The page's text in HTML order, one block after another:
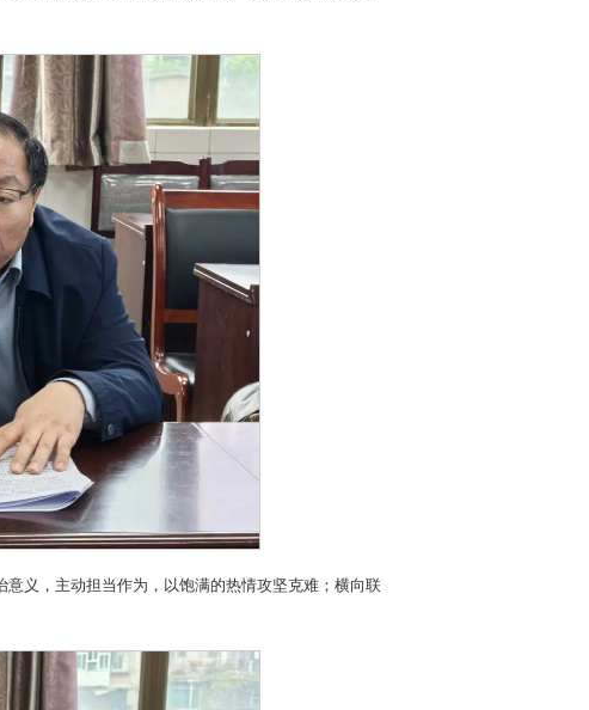
义，主动担当作为，以饱满的热情攻坚克难；横向联